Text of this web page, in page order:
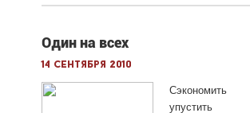
Один на всех
14 сентября 2010